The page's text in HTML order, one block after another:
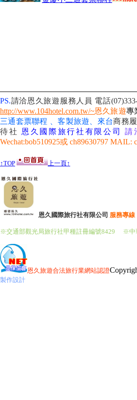
PS.請洽恩久旅遊服務人員 電話
http://www.104hotel.com.tw/~恩久旅遊專
三通套票聯程 、客製旅遊、來台商務
待社 恩久國際旅行社有限公司
請
Wechat:bob510925或 ch89630797 MAIL:
↑TOP 上一頁↑
恩久國際旅行社有限公司 服務專線
※交通部觀光局旅行社甲種註冊編號8429 ※中
恩久旅遊合法旅行業網站認證
製作設計